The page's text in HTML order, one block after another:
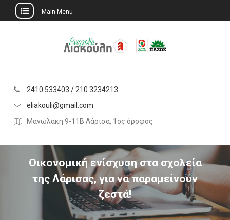
Main Menu
2410 533403 / 210 3234213
eliakouli@gmail.com
Μανωλάκη 9-11Β Λάρισα, 1ος όροφος
Οικονομική ενίσχυση στα σχολεία
της Λάρισας, για να παραμείνουν
ζεστά!